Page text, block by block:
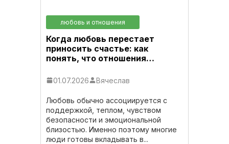
любовь и отношения
Когда любовь перестает
приносить счастье: как
понять, что отношения…
01.07.2026 Вячеслав
Любовь обычно ассоциируется с
поддержкой, теплом, чувством
безопасности и эмоциональной
близостью. Именно поэтому многие
люди готовы вкладывать в...